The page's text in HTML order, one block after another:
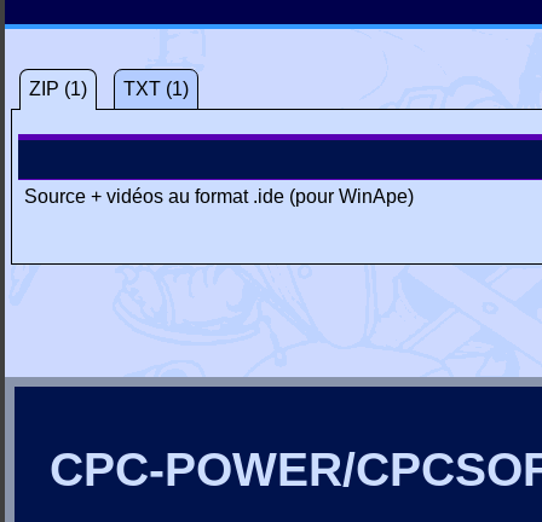
ZIP (1) TXT (1)
Source + vidéos au format .ide (pour WinApe)
CPC-POWER/